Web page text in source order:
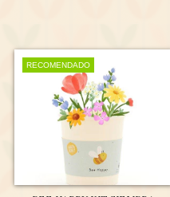
RECOMENDADO